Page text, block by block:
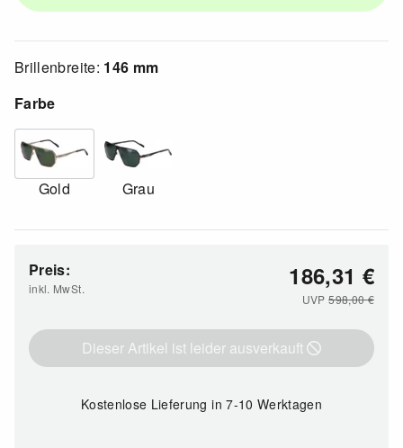
Brillenbreite: 146 mm
Farbe
Gold Grau
Preis:
inkl. MwSt. 186,31 €
UVP598,00€
Dieser Artikel ist leider ausverkauft
Kostenlose Lieferungin 7-10 Werktagen